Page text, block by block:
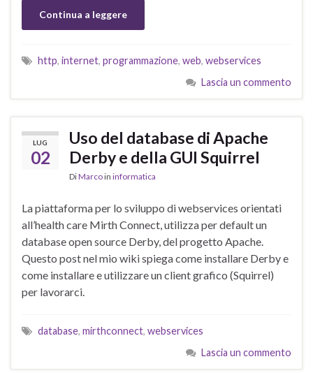
Continua a leggere
http, internet, programmazione, web, webservices
Lascia un commento
LUG
02
Uso del database di Apache
Derby e della GUI Squirrel
DiMarcoin informatica
La piattaforma per lo sviluppo di webservices orientati
all’health care Mirth Connect, utilizza per default un
database open source Derby, del progetto Apache.
Questo post nel mio wiki spiega come installare Derby e
come installare e utilizzare un client grafico (Squirrel)
per lavorarci.
database, mirthconnect, webservices
Lascia un commento